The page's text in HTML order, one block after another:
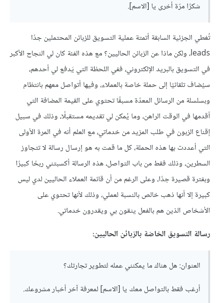
شكرًا مرّة أخرى يا [الاسم].
تُغطي الجزئية السابقة أتمتة عملية التسويق للزبائن المحتملين جدًا
leads، ولكن ماذا عن الزبائن الحاليين؟ مع هذه الفئة كان لي النجاح الأكبر
في التسويق بالبريد الإلكتروني، ففي اللحظة التي يَدفع لي أحدهم،
سيُضاف تلقائيًا إلى حملة خاصة بالعملاء، وفيها أتواصل معهم بانتظام
وبسلسلة من الرسائل المعدّة مسبقًا تحتوي على القيمة المضافة التي
أقدمها في الوقت الراهن، وما يُمكن لي تقديمه مستقبلًا، وذلك في سبيل
إقناع الزبون في طلب المزيد من خدماتي، مع العلم أنه في المرة الأولى
التي أعددت بها هذه الحملة، كل ما قمت به هو إرسال رسالة لا تتجاوز
السطرين، وذلك فقط من باب التواصل، هذه الرسالة أكسبتني ربحًا كبيرًا
وبفترة قصيرة جدًا، وعلى الرغم من أن قائمة العملاء الحاليين لدي ليس
كبيرة إلا أنها ذهب خالص بالنسبة لعملي، وذلك لأنها تحتوي على
الأشخاص الذين هم بالفعل يثقون بي ويقدرون خدماتي.
رسالة التسويق الخاصّة بالزبائن الحاليين:
العنوان: هل هناك ما يمكنني عمله لتطوير تجارتك؟
أرغب فقط بالتواصل معك يا [الاسم] لمعرفة آخر أخبار مشروعك.